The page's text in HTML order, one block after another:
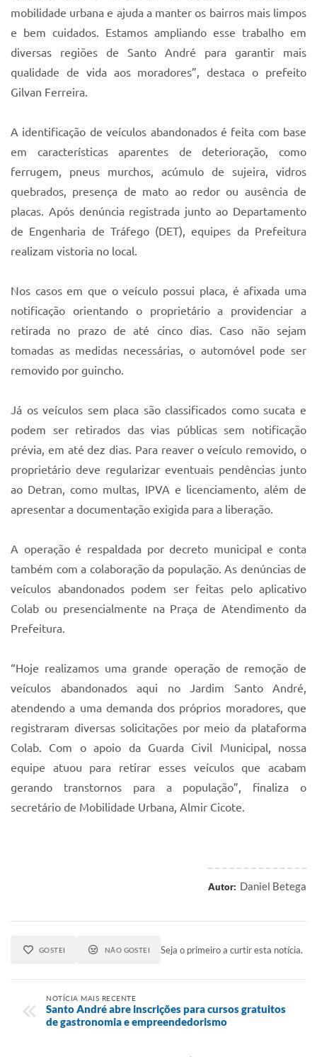
mobilidade urbana e ajuda a manter os bairros mais limpos
e bem cuidados. Estamos ampliando esse trabalho em
diversas regiões de Santo André para garantir mais
qualidade de vida aos moradores”, destaca o prefeito
Gilvan Ferreira.
A identificação de veículos abandonados é feita com base
em características aparentes de deterioração, como
ferrugem, pneus murchos, acúmulo de sujeira, vidros
quebrados, presença de mato ao redor ou ausência de
placas. Após denúncia registrada junto ao Departamento
de Engenharia de Tráfego (DET), equipes da Prefeitura
realizam vistoria no local.
Nos casos em que o veículo possui placa, é afixada uma
notificação orientando o proprietário a providenciar a
retirada no prazo de até cinco dias. Caso não sejam
tomadas as medidas necessárias, o automóvel pode ser
removido por guincho.
Já os veículos sem placa são classificados como sucata e
podem ser retirados das vias públicas sem notificação
prévia, em até dez dias. Para reaver o veículo removido, o
proprietário deve regularizar eventuais pendências junto
ao Detran, como multas, IPVA e licenciamento, além de
apresentar a documentação exigida para a liberação.
A operação é respaldada por decreto municipal e conta
também com a colaboração da população. As denúncias de
veículos abandonados podem ser feitas pelo aplicativo
Colab ou presencialmente na Praça de Atendimento da
Prefeitura.
“Hoje realizamos uma grande operação de remoção de
veículos abandonados aqui no Jardim Santo André,
atendendo a uma demanda dos próprios moradores, que
registraram diversas solicitações por meio da plataforma
Colab. Com o apoio da Guarda Civil Municipal, nossa
equipe atuou para retirar esses veículos que acabam
gerando transtornos para a população”, finaliza o
secretário de Mobilidade Urbana, Almir Cicote.
Autor: Daniel Betega
GOSTEI NÃO GOSTEI Seja o primeiro a curtir esta notícia.
NOTÍCIA MAIS RECENTE
Santo André abre inscrições para cursos gratuitos
de gastronomia e empreendedorismo